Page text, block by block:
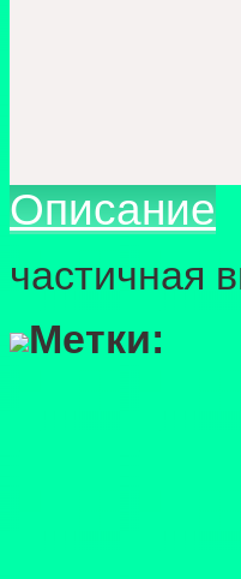
Описание
частичная
Метки: